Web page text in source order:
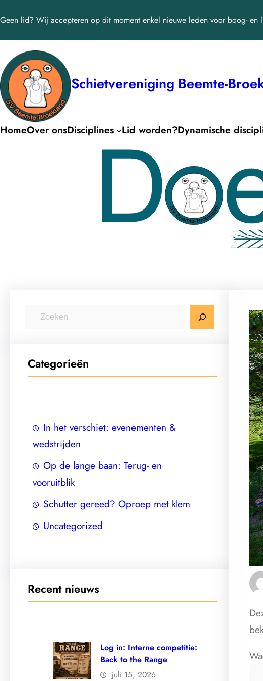
naar
de
inhoud
Geen lid? Wij accepteren op dit moment enkel nieuwe leden voor boog- en
Schietvereniging Beemte-
HomeOver onsDisciplines Lid worden?Dynamische
k
e
Categorieën
In het verschiet: evenementen &
wedstrijden
Op de lange baan: Terug- en
vooruitblik
Schutter gereed? Oproep met klem
Uncategorized
Recent nieuws
Log in: Interne competitie:
Back to the Range
juli 15, 2026